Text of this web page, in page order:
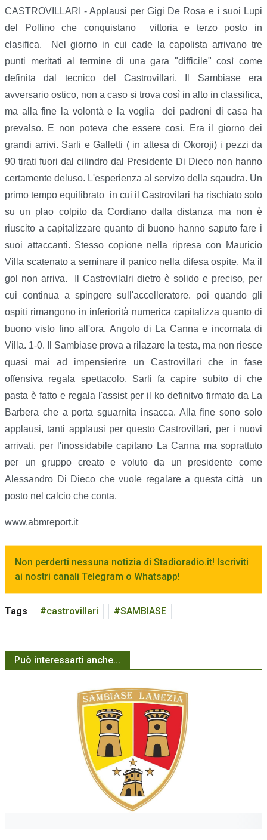
CASTROVILLARI - Applausi per Gigi De Rosa e i suoi Lupi
del Pollino che conquistano vittoria e terzo posto in
clasifica. Nel giorno in cui cade la capolista arrivano tre
punti meritati al termine di una gara "difficile" così come
definita dal tecnico del Castrovillari. Il Sambiase era
avversario ostico, non a caso si trova così in alto in classifica,
ma alla fine la volontà e la voglia dei padroni di casa ha
prevalso. E non poteva che essere così. Era il giorno dei
grandi arrivi. Sarli e Galletti ( in attesa di Okoroji) i pezzi da
90 tirati fuori dal cilindro dal Presidente Di Dieco non hanno
certamente deluso. L'esperienza al servizo della sqaudra. Un
primo tempo equilibrato in cui il Castrovilari ha rischiato solo
su un plao colpito da Cordiano dalla distanza ma non è
riuscito a capitalizzare quanto di buono hanno saputo fare i
suoi attaccanti. Stesso copione nella ripresa con Mauricio
Villa scatenato a seminare il panico nella difesa ospite. Ma il
gol non arriva. Il Castrovilalri dietro è solido e preciso, per
cui continua a spingere sull'accelleratore. poi quando gli
ospiti rimangono in inferiorità numerica capitalizza quanto di
buono visto fino all'ora. Angolo di La Canna e incornata di
Villa. 1-0. Il Sambiase prova a rilazare la testa, ma non riesce
quasi mai ad impensierire un Castrovillari che in fase
offensiva regala spettacolo. Sarli fa capire subito di che
pasta è fatto e regala l'assist per il ko definitvo firmato da La
Barbera che a porta sguarnita insacca. Alla fine sono solo
applausi, tanti applausi per questo Castrovillari, per i nuovi
arrivati, per l'inossidabile capitano La Canna ma soprattuto
per un gruppo creato e voluto da un presidente come
Alessandro Di Dieco che vuole regalare a questa città un
posto nel calcio che conta.
www.abmreport.it
Non perderti nessuna notizia di Stadioradio.it! Iscriviti
ai nostri canali Telegram o Whatsapp!
Tags castrovillari SAMBIASE
Può interessarti anche...